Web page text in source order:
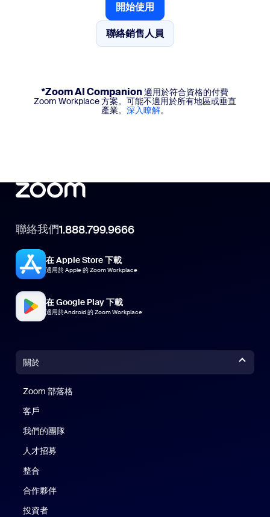
開始使用
開始使用
聯絡銷售人員
聯絡銷售人員
*Zoom AI Companion適用於符合資格的付費
Zoom Workplace 方案。可能不適用於所有地區或垂直
產業。 深入瞭解。
聯絡我們1.888.799.9666
在 Apple Store 下載
適用於 Apple 的 Zoom Workplace
在 Google Play 下載
適用於Android 的 Zoom Workplace
關於
Zoom 部落格
客戶
我們的團隊
人才招募
整合
合作夥伴
投資者